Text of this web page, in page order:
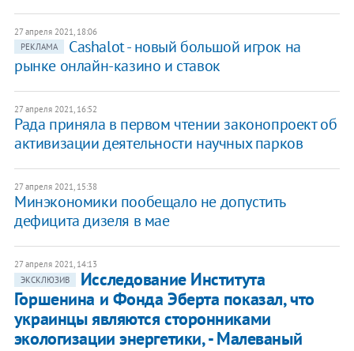
27 апреля 2021, 18:06
РЕКЛАМА
Cashalot - новый большой игрок на
рынке онлайн-казино и ставок
27 апреля 2021, 16:52
Рада приняла в первом чтении законопроект об
активизации деятельности научных парков
27 апреля 2021, 15:38
Минэкономики пообещало не допустить
дефицита дизеля в мае
27 апреля 2021, 14:13
ЭКСКЛЮЗИВ
Исследование Института
Горшенина и Фонда Эберта показал, что
украинцы являются сторонниками
экологизации энергетики, - Малеваный